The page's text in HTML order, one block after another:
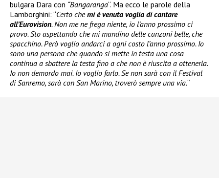
bulgara Dara con “Bangaranga“. Ma ecco le parole della
Lamborghini: “Certo chemi è venuta voglia di cantare
all’Eurovision. Non me ne frega niente, io l’anno prossimo ci
provo. Sto aspettando che mi mandino delle canzoni belle, che
spacchino. Però voglio andarci a ogni costo l’anno prossimo. Io
sono una persona che quando si mette in testa una cosa
continua a sbattere la testa fino a che non è riuscita a ottenerla.
Io non demordo mai. Io voglio farlo. Se non sarà con il Festival
di Sanremo, sarà con San Marino, troverò sempre una via.“